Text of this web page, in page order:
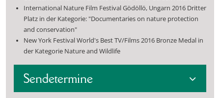
International Nature Film Festival Gödöllö, Ungarn 2016 Dritter
Platz in der Kategorie: "Documentaries on nature protection
and conservation"
New York Festival World's Best TV/Films 2016 Bronze Medal in
der Kategorie Nature and Wildlife
Sendetermine